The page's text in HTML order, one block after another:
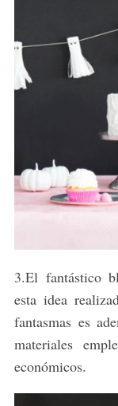
3.El fantástico
esta idea
fantasmas es
materiales
económicos.